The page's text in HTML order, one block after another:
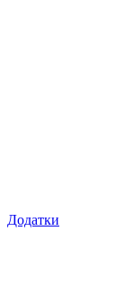
Додатки